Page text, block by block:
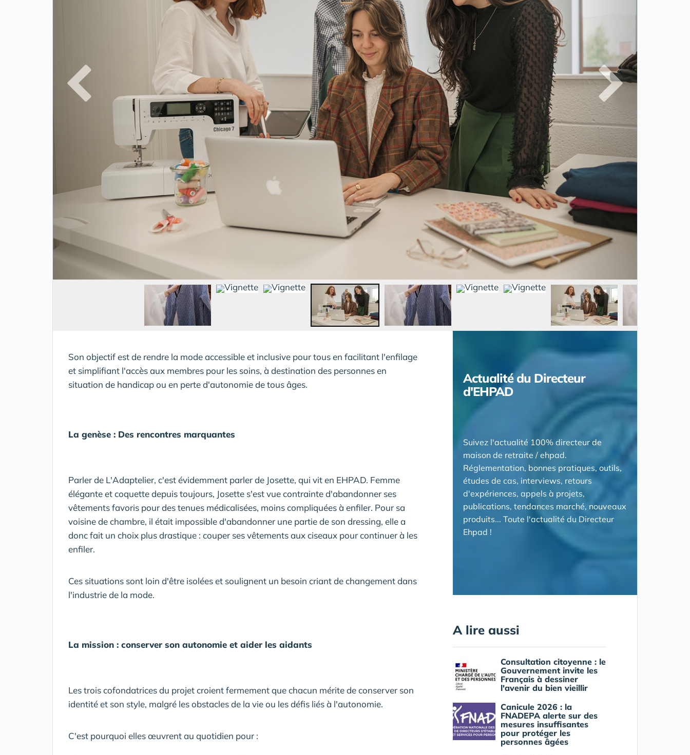
Son objectif est de rendre la mode accessible et inclusive pour tous en facilitant l'enfilage
et simplifiant l'accès aux membres pour les soins, à destination des personnes en
situation de handicap ou en perte d'autonomie de tous âges.
La genèse : Des rencontres marquantes
Parler de L'Adaptelier, c'est évidemment parler de Josette, qui vit en EHPAD. Femme
élégante et coquette depuis toujours, Josette s'est vue contrainte d'abandonner ses
vêtements favoris pour des tenues médicalisées, moins compliquées à enfiler. Pour sa
voisine de chambre, il était impossible d'abandonner une partie de son dressing, elle a
donc fait un choix plus drastique : couper ses vêtements aux ciseaux pour continuer à les
enfiler.
Ces situations sont loin d'être isolées et soulignent un besoin criant de changement dans
l'industrie de la mode.
La mission : conserver son autonomie et aider les aidants
Les trois cofondatrices du projet croient fermement que chacun mérite de conserver son
identité et son style, malgré les obstacles de la vie ou les défis liés à l'autonomie.
C'est pourquoi elles œuvrent au quotidien pour :
Actualité du Directeur
d'EHPAD
Suivez l'actualité 100% directeur de
maison de retraite / ehpad.
Réglementation, bonnes pratiques, outils,
études de cas, interviews, retours
d'expériences, appels à projets,
publications, tendances marché, nouveaux
produits... Toute l'actualité du Directeur
Ehpad !
A lire aussi
Consultation citoyenne : le
Gouvernement invite les
Français à dessiner
l'avenir du bien vieillir
Canicule 2026 : la
FNADEPA alerte sur des
mesures insuffisantes
pour protéger les
personnes âgées